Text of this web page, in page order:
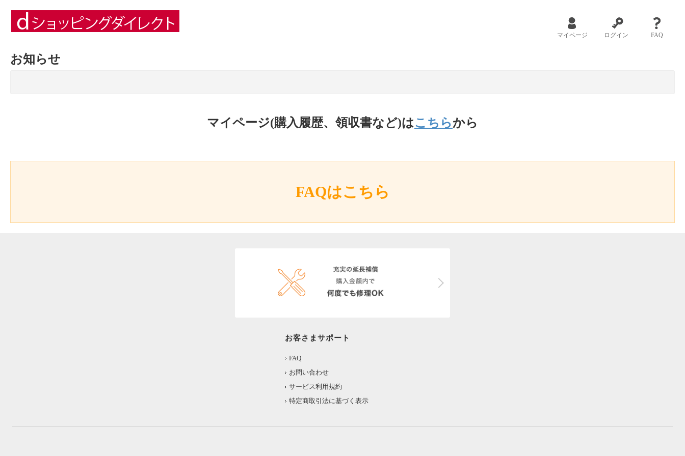
マイページ ログイン FAQ
お知らせ
マイページ(購入履歴、領収書など)はこちらから
FAQはこちら
お客さまサポート
FAQ
お問い合わせ
サービス利用規約
特定商取引法に基づく表示